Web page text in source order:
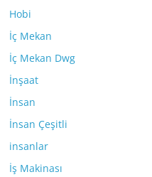
Hobi
İç Mekan
İç Mekan Dwg
İnşaat
İnsan
İnsan Çeşitli
insanlar
İş Makinası